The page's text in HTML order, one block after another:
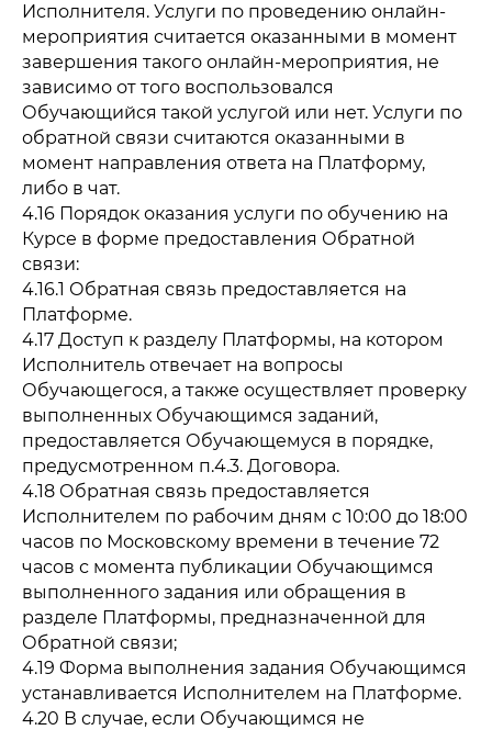
Исполнителя. Услуги по проведению онлайн-
мероприятия считается оказанными в момент
завершения такого онлайн-мероприятия, не
зависимо от того воспользовался
Обучающийся такой услугой или нет. Услуги по
обратной связи считаются оказанными в
момент направления ответа на Платформу,
либо в чат.
4.16 Порядок оказания услуги по обучению на
Курсе в форме предоставления Обратной
связи:
4.16.1 Обратная связь предоставляется на
Платформе.
4.17 Доступ к разделу Платформы, на котором
Исполнитель отвечает на вопросы
Обучающегося, а также осуществляет проверку
выполненных Обучающимся заданий,
предоставляется Обучающемуся в порядке,
предусмотренном п.4.3. Договора.
4.18 Обратная связь предоставляется
Исполнителем по рабочим дням с 10:00 до 18:00
часов по Московскому времени в течение 72
часов с момента публикации Обучающимся
выполненного задания или обращения в
разделе Платформы, предназначенной для
Обратной связи;
4.19 Форма выполнения задания Обучающимся
устанавливается Исполнителем на Платформе.
4.20 В случае, если Обучающимся не